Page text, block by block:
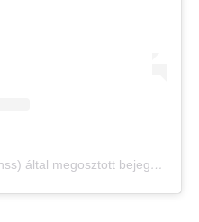
Julia Roberts (@juliarobertsfanss) által megosztott bejegyzés